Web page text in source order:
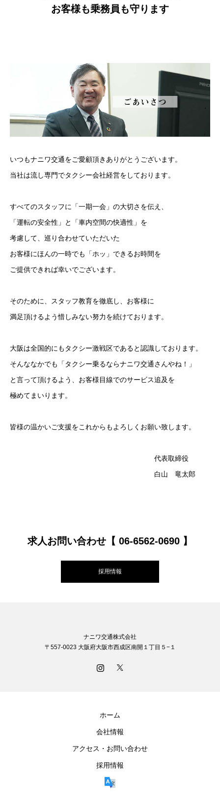
お客様も乗務員も守ります
いつもナニワ交通をご愛顧頂きありがとうございます。
当社は流し専門でタクシー会社経営をしております。
すべてのスタッフに「一期一会」の大切さを伝え、
「運転の安全性」と「車内空間の快適性」を
考慮して、巡り合わせていただいた
お客様にほんの一時でも「ホッ」できるお時間を
ご提供できれば幸いでございます。
そのために、スタッフ教育を徹底し、お客様に
満足頂けるよう惜しみない努力を続けております。
大阪は全国的にもタクシー激戦区であると認識しております。
そんななかでも「タクシー乗るならナニワ交通さんやね！」
と言って頂けるよう、お客様目線でのサービス追及を
極めてまいります。
皆様の温かいご支援をこれからもよろしくお願い致します。
代表取締役
白山 竜太郎
求人お問い合わせ【 06-6562-0690 】
採用情報
ナニワ交通株式会社
〒557-0023 大阪府大阪市西成区南開１丁目５−１
ホーム
会社情報
アクセス・お問い合わせ
採用情報